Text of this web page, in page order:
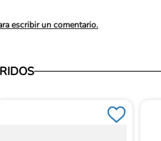
escribir un comentario.